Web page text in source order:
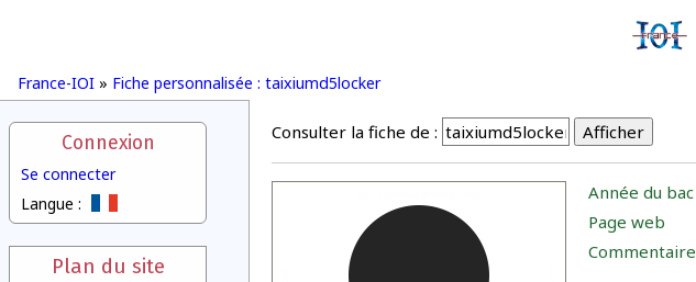
France-IOI » Fiche personnalisée : taixiumd5locker
Connexion
Se connecter
Langue :
Plan du site
Consulter la fiche de :
Année du bac
Page web
Commentaire